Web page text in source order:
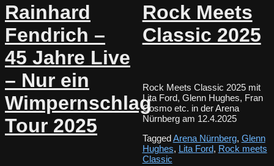
Rainhard
Fendrich –
45 Jahre Live
– Nur ein
Wimpernschlag
Tour 2025
Rock Meets
Classic 2025
Rock Meets Classic 2025 mit
Lita Ford, Glenn Hughes, Fran
Cosmo etc. in der Arena
Nürnberg am 12.4.2025
TaggedArena Nürnberg, Glenn
Hughes, Lita Ford, Rock meets
Classic